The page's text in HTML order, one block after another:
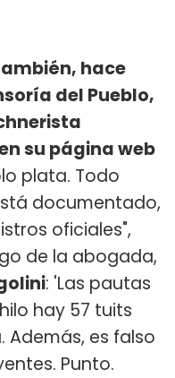
hace
del Pueblo,
su página web
plata. Todo
documentado,
oficiales",
de la abogada,
: 'Las pautas
hay 57 tuits
es falso
Punto.